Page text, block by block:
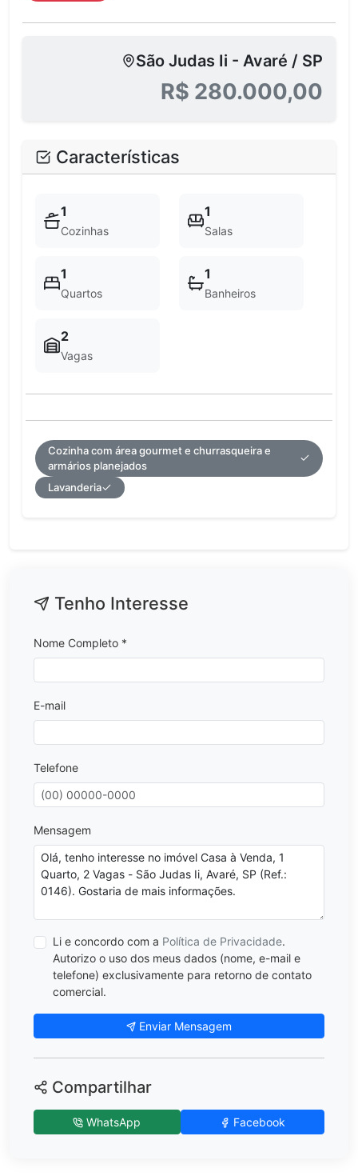
São Judas Ii - Avaré / SP
R$ 280.000,00
Características
1
Cozinhas
1
Salas
1
Quartos
1
Banheiros
2
Vagas
Cozinha com área gourmet e churrasqueira e
armários planejados
Lavanderia
Tenho Interesse
Nome Completo *
E-mail
Telefone
Mensagem
Li e concordo com a Política de Privacidade.
Autorizo o uso dos meus dados (nome, e-mail e
telefone) exclusivamente para retorno de contato
comercial.
Enviar Mensagem
Compartilhar
WhatsApp Facebook